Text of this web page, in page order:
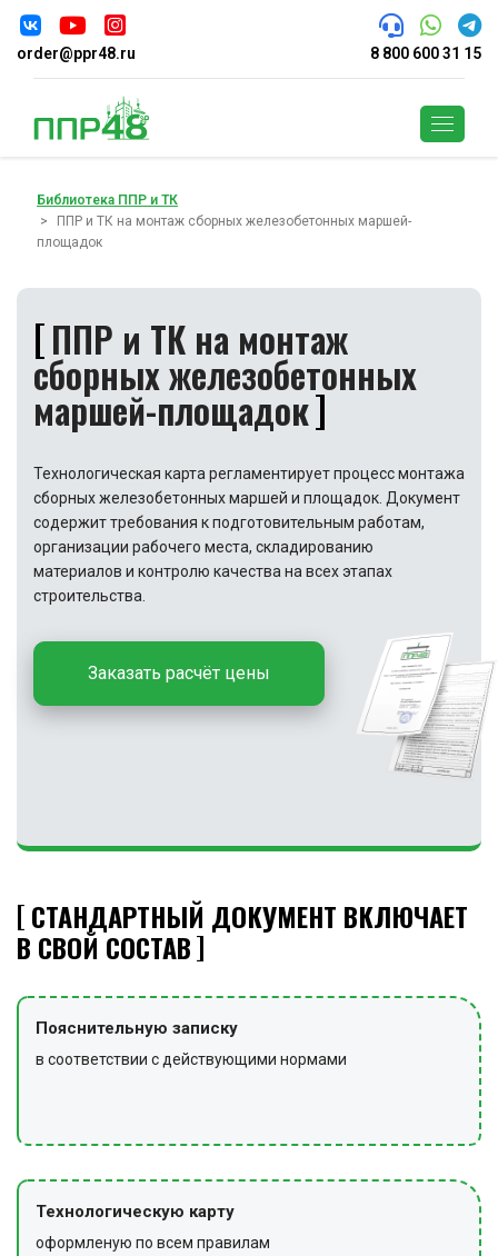
order@ppr48.ru 8 800 600 31 15
Библиотека ППР и ТК
ППР и ТК на монтаж сборных железобетонных маршей-
площадок
ППР и ТК на монтаж
сборных железобетонных
маршей-площадок
Технологическая карта регламентирует процесс монтажа
сборных железобетонных маршей и площадок. Документ
содержит требования к подготовительным работам,
организации рабочего места, складированию
материалов и контролю качества на всех этапах
строительства.
Заказать расчёт цены
СТАНДАРТНЫЙ ДОКУМЕНТ ВКЛЮЧАЕТ
В СВОЙ СОСТАВ
Пояснительную записку
в соответствии с действующими нормами
Технологическую карту
оформленую по всем правилам